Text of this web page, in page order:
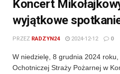
Koncert
wyjątkowe
PRZEZ RADZYN24 2024-12-12 0
W niedzielę, 8 grudnia 2024 roku,
Ochotniczej Straży Pożarnej w